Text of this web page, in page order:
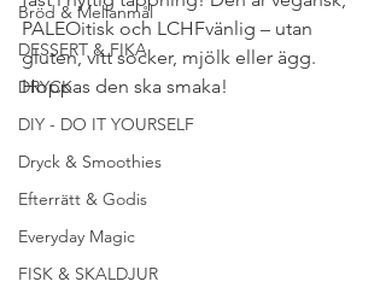
Bröd & Mellanmål
DESSERT & FIKA
DRYCK
DIY - DO IT YOURSELF
Dryck & Smoothies
Efterrätt & Godis
Everyday Magic
FISK & SKALDJUR
PALEOitisk och LCHFvänlig – utan
gluten, vitt socker, mjölk eller ägg.
Hoppas den ska smaka!